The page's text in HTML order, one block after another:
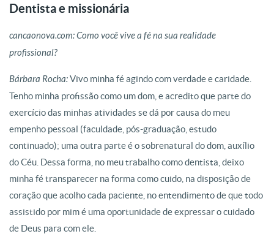
Ilha de Marajó. Foto: Arquivo Pessoal
Bárbara foi de encontro a realidade da população carente da
Bárbara foi de encontro a realidade da população carente da
Dentista e missionária
cancaonova.com: Como você vive a fé na sua realidade
profissional?
Bárbara Rocha:Vivo minha fé agindo com verdade e caridade.
Tenho minha profissão como um dom, e acredito que parte do
exercício das minhas atividades se dá por causa do meu
empenho pessoal (faculdade, pós-graduação, estudo
continuado); uma outra parte é o sobrenatural do dom, auxílio
do Céu. Dessa forma, no meu trabalho como dentista, deixo
minha fé transparecer na forma como cuido, na disposição de
coração que acolho cada paciente, no entendimento de que todo
assistido por mim é uma oportunidade de expressar o cuidado
de Deus para com ele.